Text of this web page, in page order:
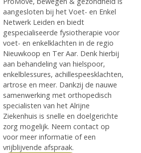
aangesloten bij het Voet- en Enkel
Netwerk Leiden en biedt
gespecialiseerde fysiotherapie voor
voet- en enkelklachten in de regio
Nieuwkoop en Ter Aar. Denk hierbij
aan behandeling van hielspoor,
enkelblessures, achillespeesklachten,
artrose en meer. Dankzij de nauwe
samenwerking met orthopedisch
specialisten van het Alrijne
Ziekenhuis is snelle en doelgerichte
zorg mogelijk. Neem contact op
voor meer informatie of een
vrijblijvende afspraak.